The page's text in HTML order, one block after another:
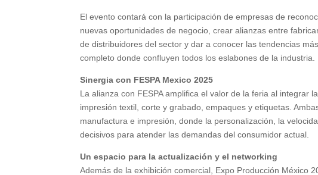
El evento contará con la participación de empresas de
nuevas oportunidades de negocio, crear alianzas entre
de distribuidores del sector y dar a conocer las tendencias
completo donde confluyen todos los eslabones de la industria.
Sinergia con FESPA Mexico 2025
La alianza con FESPA amplifica el valor de la feria al integrar
impresión textil, corte y grabado, empaques y etiquetas.
manufactura e impresión, donde la personalización, la
decisivos para atender las demandas del consumidor actual.
Un espacio para la actualización y el networking
Además de la exhibición comercial, Expo Producción México